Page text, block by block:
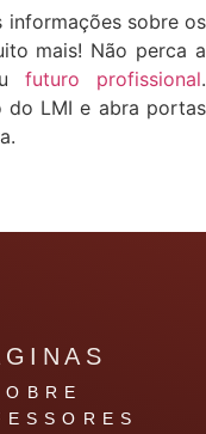
sobre os
mais! Não perca a
futuro profissional.
do LMI e abra portas